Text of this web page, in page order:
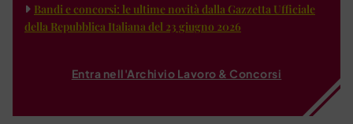
Bandi e concorsi: le ultime novità dalla Gazzetta Ufficiale
della Repubblica Italiana del 23 giugno 2026
Entra nell'Archivio Lavoro & Concorsi